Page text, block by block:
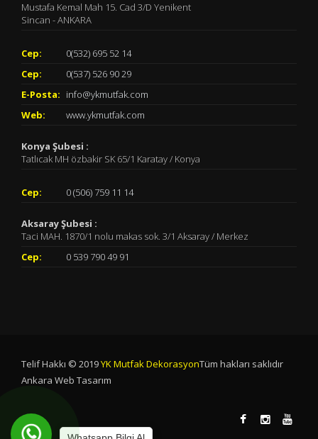
Mustafa Kemal Mah 15. Cad 3/D Yenikent
Sincan - ANKARA
Cep:
0(532) 695 52 14
Cep:
0(537) 526 90 29
E-Posta: info@ykmutfak.com
Web:
www.ykmutfak.com
Konya Şubesi :
Tatlıcak MH özbakir SK 65/1 Karatay / Konya
Cep: 0 (506) 759 11 14
Aksaray Şubesi :
Taci MAH. 1870/1 nolu makas sok. 3/1 Aksaray / Merkez
Cep:
0 539 790 49 91
Telif Hakkı © 2019YK Mutfak DekorasyonTüm hakları saklıdır
Ankara Web Tasarım